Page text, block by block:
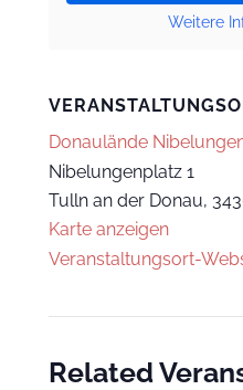
Donaulände
Nibelungenplatz 1
Tulln an der Donau,
Karte anzeigen
Veranstaltungsort-
Weitere
Related